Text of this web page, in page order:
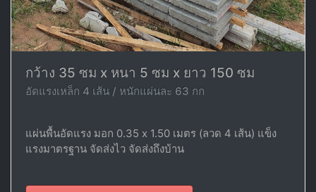
กว้าง 35 ซม x หนา 5 ซม x ยาว 150 ซม
อัดแรงเหล็ก 4 เส้น / หนักแผ่นละ 63 กก
แผ่นพื้นอัดแรง มอก 0.35 x 1.50 เมตร (ลวด 4 เส้น) แข็ง
แรงมาตรฐาน จัดส่งไว จัดส่งถึงบ้าน